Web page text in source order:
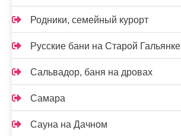
Родники, семейный курорт
Русские бани на Старой Гальянке
Сальвадор, баня на дровах
Самара
Сауна на Дачном